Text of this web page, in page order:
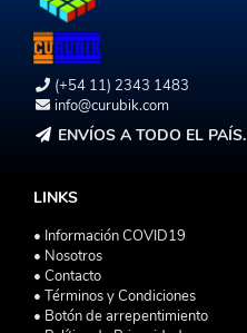
(+54 11) 2343 1483
info@curubik.com
ENVÍOS A TODO EL PAÍS.
LINKS
• Información COVID19
• Nosotros
• Contacto
• Términos y Condiciones
• Botón de arrepentimiento